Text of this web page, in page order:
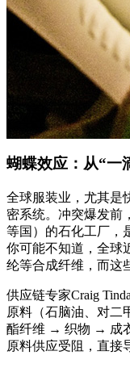
蝴蝶效应：从“一
全球服装业，尤其是
密系统。冲突爆发前
等国）的石化工厂，
你可能不知道，全球
纶等合成纤维，而这
供应链专家Craig
原料（石脑油、对
酯纤维 → 织物 → 成
原料供应受阻，直接